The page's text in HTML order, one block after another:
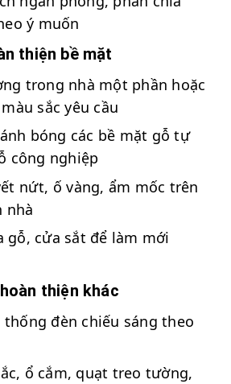
ý muốn
thiện bề mặt
trong nhà một phần hoặc
sắc yêu cầu
bóng các bề mặt gỗ tự
công nghiệp
nứt, ố vàng, ẩm mốc trên
nhà
gỗ, cửa sắt để làm mới
thiện khác
thống đèn chiếu sáng theo
ổ cắm, quạt treo tường,